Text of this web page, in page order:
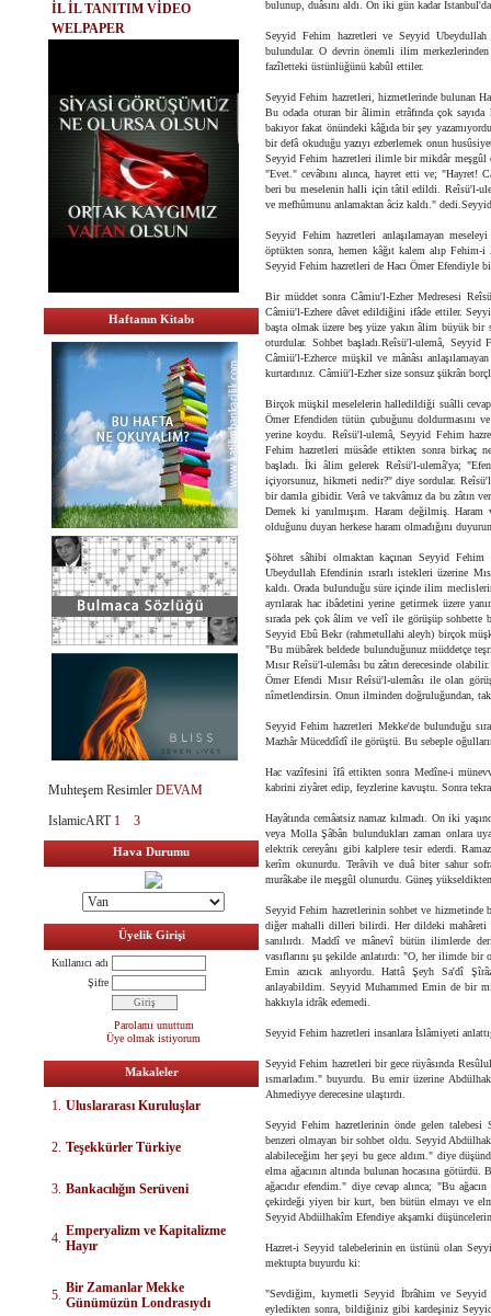
İL İL TANITIM VİDEO
WELPAPER
Haftanın Kitabı
Muhteşem Resimler DEVAM
IslamicART 1 3
Hava Durumu
Üyelik Girişi
Kullanıcı adı
Şifre
Parolamı unuttum
Üye olmak istiyorum
Makaleler
1. Uluslararası Kuruluşlar
2. Teşekkürler Türkiye
3. Bankacılığın Serüveni
4. Emperyalizm ve Kapitalizme
Hayır
5. Bir Zamanlar Mekke
Günümüzün Londrasıydı
bulunup, duâsını aldı. On iki gün kadar
Seyyid Fehim hazretleri ve Seyyid
bulundular. O devrin önemli ilim
fazîletteki üstünlüğünü kabûl ettiler.
Seyyid Fehim hazretleri, hizmetlerinde bulunan
Bu odada oturan bir âlimin etrâfında çok
bakıyor fakat önündeki kâğıda bir şey
bir defâ okuduğu yazıyı ezberlemek onun
Seyyid Fehim hazretleri ilimle bir mikdâr meşgûl
"Evet." cevâbını alınca, hayret etti ve; "Hayret!
beri bu meselenin halli için tâtil edildi. Reîsü'l-
ve mefhûmunu anlamaktan âciz kaldı."
Seyyid Fehim hazretleri anlaşılamayan
öptükten sonra, hemen kâğıt kalem alıp Fehim-
Seyyid Fehim hazretleri de Hacı Ömer Efendiyle
Bir müddet sonra Câmiu'l-Ezher Medresesi
Câmiü'l-Ezhere dâvet edildiğini ifâde ettiler.
başta olmak üzere beş yüze yakın âlim büyük bir
oturdular. Sohbet başladı.Reîsü'l-ulemâ, Seyyid
Câmiü'l-Ezherce müşkil ve mânâsı
kurtardınız. Câmiü'l-Ezher size sonsuz şükrân
Birçok müşkil meselelerin halledildiği suâlli
Ömer Efendiden tütün çubuğunu doldurmasını
yerine koydu. Reîsü'l-ulemâ, Seyyid Fehim
Fehim hazretleri müsâde ettikten sonra birkaç
başladı. İki âlim gelerek Reîsü'l-ulemâ'ya;
içiyorsunuz, hikmeti nedir?" diye sordular.
bir damla gibidir. Verâ ve takvâmız da bu zâtın
Demek ki yanılmışım. Haram değilmiş. Haram
olduğunu duyan herkese haram olmadığını
Şöhret sâhibi olmaktan kaçınan Seyyid
Ubeydullah Efendinin ısrarlı istekleri üzerine
kaldı. Orada bulunduğu süre içinde ilim
ayrılarak hac ibâdetini yerine getirmek üzere
sırada pek çok âlim ve velî ile görüşüp sohbette
Seyyid Ebû Bekr (rahmetullahi aleyh) birçok
"Bu mübârek beldede bulunduğunuz müddetçe
Mısır Reîsü'l-ulemâsı bu zâtın derecesinde
Ömer Efendi Mısır Reîsü'l-ulemâsı ile olan
nîmetlendirsin. Onun ilminden doğruluğundan,
Seyyid Fehim hazretleri Mekke'de bulunduğu
Mazhâr Müceddîdî ile görüştü. Bu sebeple
Hac vazîfesini îfâ ettikten sonra Medîne-i
kabrini ziyâret edip, feyzlerine kavuştu. Sonra
Hayâtında cemâatsiz namaz kılmadı. On iki
veya Molla Şâbân bulundukları zaman onlara
elektrik cereyânı gibi kalplere tesir ederdi.
kerîm okunurdu. Terâvih ve duâ biter sahur
murâkabe ile meşgûl olunurdu. Güneş
Seyyid Fehim hazretlerinin sohbet ve hizmetinde
diğer mahalli dilleri bilirdi. Her dildeki mahâreti
sanılırdı. Maddî ve mânevî bütün ilimlerde
vasıflarını şu şekilde anlatırdı: "O, her ilimde
Emin azıcık anlıyordu. Hattâ Şeyh Sa'dî
anlayabildim. Seyyid Muhammed Emin de bir
hakkıyla idrâk edemedi.
Seyyid Fehim hazretleri insanlara İslâmiyeti
Seyyid Fehim hazretleri bir gece rüyâsında
ısmarladım." buyurdu. Bu emir üzerine
Ahmediyye derecesine ulaştırdı.
Seyyid Fehim hazretlerinin önde gelen
benzeri olmayan bir sohbet oldu. Seyyid
alabileceğim her şeyi bu gece aldım." diye
elma ağacının altında bulunan hocasına
ağacıdır efendim." diye cevap alınca; "Bu
çekirdeği yiyen bir kurt, ben bütün elmayı ve
Seyyid Abdülhakîm Efendiye akşamki
Hazret-i Seyyid talebelerinin en üstünü olan
mektupta buyurdu ki:
"Sevdiğim, kıymetli Seyyid İbrâhim ve
eyledikten sonra, bildiğiniz gibi kardeşiniz